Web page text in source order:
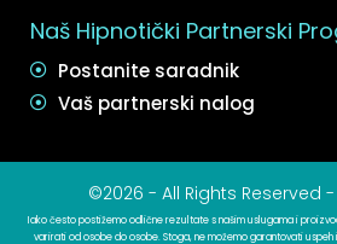
Naš Hipnotički Partnerski
Postanite saradnik
Vaš partnerski nalog
©2026 - All Rights Reserved -
Iako često postižemo odlične rezultate s našim uslugama i
varirati od osobe do osobe. Stoga, ne možemo garantovati